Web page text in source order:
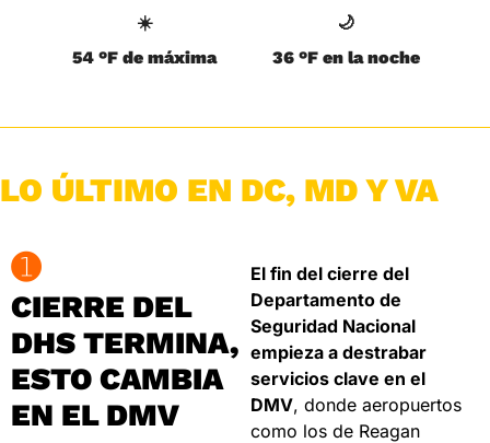
☀️
54 °F de máxima
🌙
36 °F en la noche
LO ÚLTIMO EN DC, MD Y VA
➊
CIERRE DEL
DHS TERMINA,
ESTO CAMBIA
EN EL DMV
El fin del cierre del
Departamento de
Seguridad Nacional
empieza a destrabar
servicios clave en el
DMV, donde aeropuertos
como los de Reagan